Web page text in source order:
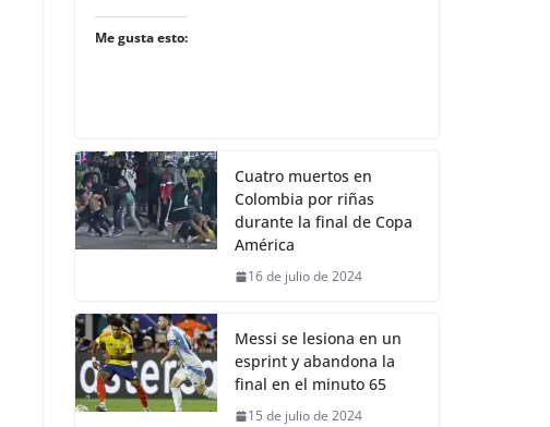
Me gusta esto:
Cuatro muertos en
Colombia por riñas
durante la final de Copa
América
16 de julio de 2024
Messi se lesiona en un
esprint y abandona la
final en el minuto 65
15 de julio de 2024